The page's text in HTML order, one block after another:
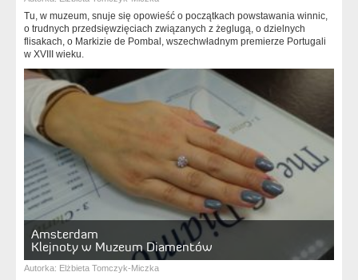
Tu, w muzeum, snuje się opowieść o początkach powstawania winnic,
o trudnych przedsięwzięciach związanych z żeglugą, o dzielnych
flisakach, o Markizie de Pombal, wszechwładnym premierze Portugali
w XVIII wieku.
Amsterdam
Klejnoty w Muzeum Diamentów
Autorka: Elżbieta Tomczyk-Miczka